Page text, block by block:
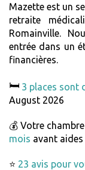
Mazette est un
retraite
Romainville.
entrée dans un
financières.
🛏️ 3 places sont
August 2026
💰 Votre
mois avant aides
⭐ 23 avis pour